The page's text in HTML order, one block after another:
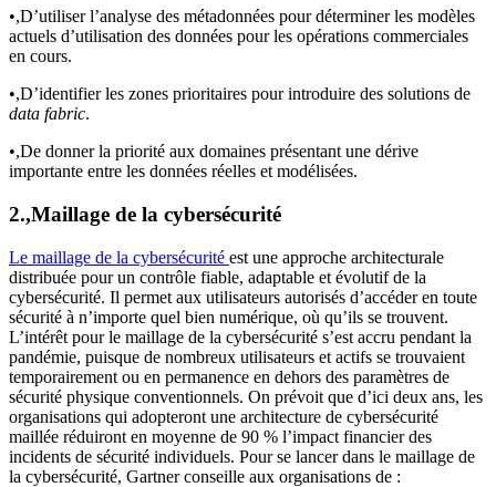
•,D’utiliser l’analyse des métadonnées pour déterminer les modèles
actuels d’utilisation des données pour les opérations commerciales
en cours.
•,D’identifier les zones prioritaires pour introduire des solutions de
data fabric.
•,De donner la priorité aux domaines présentant une dérive
importante entre les données réelles et modélisées.
2.,Maillage de la cybersécurité
Le maillage de la cybersécurité est une approche architecturale
distribuée pour un contrôle fiable, adaptable et évolutif de la
cybersécurité. Il permet aux utilisateurs autorisés d’accéder en toute
sécurité à n’importe quel bien numérique, où qu’ils se trouvent.
L’intérêt pour le maillage de la cybersécurité s’est accru pendant la
pandémie, puisque de nombreux utilisateurs et actifs se trouvaient
temporairement ou en permanence en dehors des paramètres de
sécurité physique conventionnels. On prévoit que d’ici deux ans, les
organisations qui adopteront une architecture de cybersécurité
maillée réduiront en moyenne de 90 % l’impact financier des
incidents de sécurité individuels. Pour se lancer dans le maillage de
la cybersécurité, Gartner conseille aux organisations de :